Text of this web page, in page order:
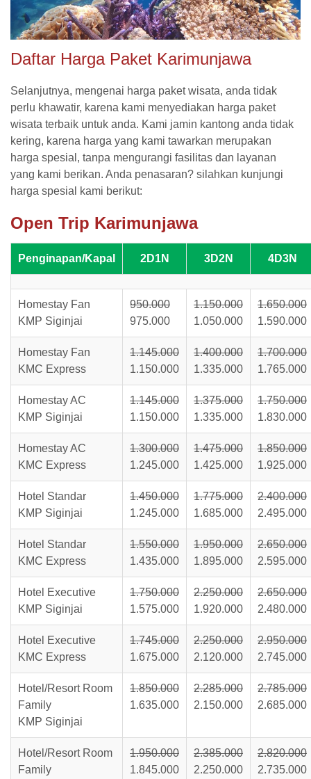
Daftar Harga Paket Karimunjawa
Selanjutnya, mengenai harga paket wisata, anda tidak
perlu khawatir, karena kami menyediakan harga paket
wisata terbaik untuk anda. Kami jamin kantong anda tidak
kering, karena harga yang kami tawarkan merupakan
harga spesial, tanpa mengurangi fasilitas dan layanan
yang kami berikan. Anda penasaran? silahkan kunjungi
harga spesial kami berikut:
Open Trip Karimunjawa
Penginapan/Kapal 2D1N 3D2N 4D3N
Homestay Fan
KMP Siginjai
950.000
975.000
1.150.000
1.050.000
1.650.000
1.590.000
Homestay Fan
KMC Express
1.145.000
1.150.000
1.400.000
1.335.000
1.700.000
1.765.000
Homestay AC
KMP Siginjai
1.145.000
1.150.000
1.375.000
1.335.000
1.750.000
1.830.000
Homestay AC
KMC Express
1.300.000
1.245.000
1.475.000
1.425.000
1.850.000
1.925.000
Hotel Standar
KMP Siginjai
1.450.000
1.245.000
1.775.000
1.685.000
2.400.000
2.495.000
Hotel Standar
KMC Express
1.550.000
1.435.000
1.950.000
1.895.000
2.650.000
2.595.000
Hotel Executive
KMP Siginjai
1.750.000
1.575.000
2.250.000
1.920.000
2.650.000
2.480.000
Hotel Executive
KMC Express
1.745.000
1.675.000
2.250.000
2.120.000
2.950.000
2.745.000
Hotel/Resort Room
Family
KMP Siginjai
1.850.000
1.635.000
2.285.000
2.150.000
2.785.000
2.685.000
Hotel/Resort Room
Family
1.950.000
1.845.000
2.385.000
2.250.000
2.820.000
2.735.000